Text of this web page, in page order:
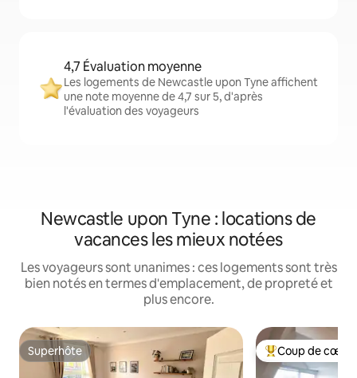
4,7 Évaluation moyenne
Les logements de Newcastle upon Tyne affichent
une note moyenne de 4,7 sur 5, d'après
l'évaluation des voyageurs
Newcastle upon Tyne : locations de
vacances les mieux notées
Les voyageurs sont unanimes : ces logements sont très
bien notés en termes d'emplacement, de propreté et
plus encore.
Superhôte
Superhôte Coups de cœur
Coup de cœur